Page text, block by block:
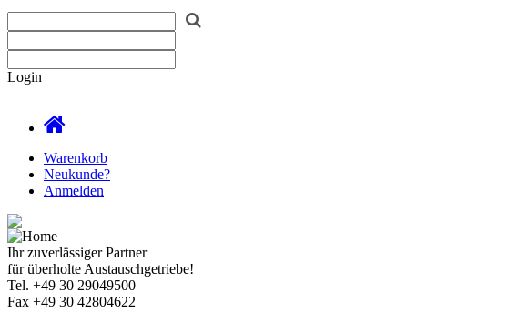
Login
Warenkorb
Neukunde?
Anmelden
Ihr zuverlässiger Partner
für überholte Austauschgetriebe!
Tel. +49 30 29049500
Fax +49 30 42804622